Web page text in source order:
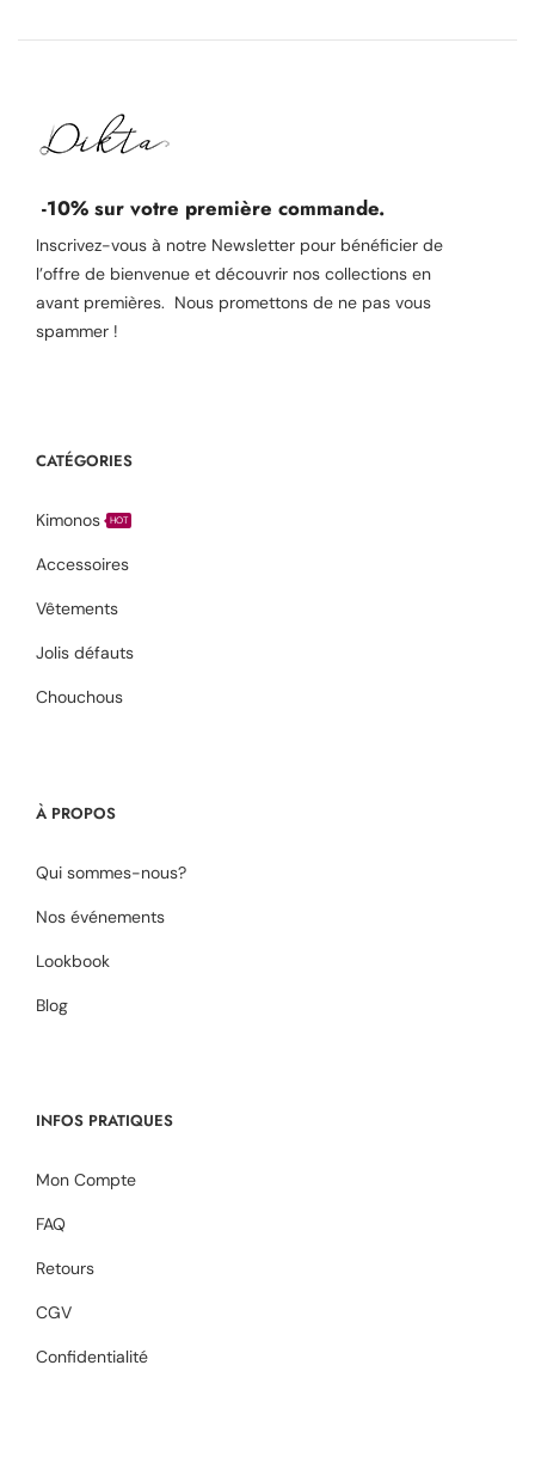
-10% sur votre première commande.
Inscrivez-vous à notre Newsletter pour bénéficier de
l’offre de bienvenue et découvrir nos collections en
avant premières. Nous promettons de ne pas vous
spammer !
CATÉGORIES
Kimonos HOT
Accessoires
Vêtements
Jolis défauts
Chouchous
À PROPOS
Qui sommes-nous?
Nos événements
Lookbook
Blog
INFOS PRATIQUES
Mon Compte
FAQ
Retours
CGV
Confidentialité